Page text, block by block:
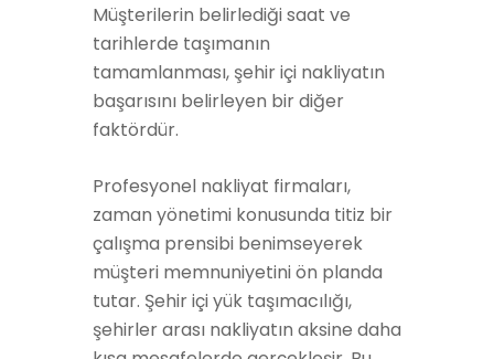
Müşterilerin belirlediği saat ve
tarihlerde taşımanın
tamamlanması, şehir içi nakliyatın
başarısını belirleyen bir diğer
faktördür.
Profesyonel nakliyat firmaları,
zaman yönetimi konusunda titiz bir
çalışma prensibi benimseyerek
müşteri memnuniyetini ön planda
tutar. Şehir içi yük taşımacılığı,
şehirler arası nakliyatın aksine daha